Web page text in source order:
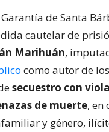
Garantía de Santa
cautelar de
Marihuán,
como autor de
secuestro con
de muerte, en
y género,